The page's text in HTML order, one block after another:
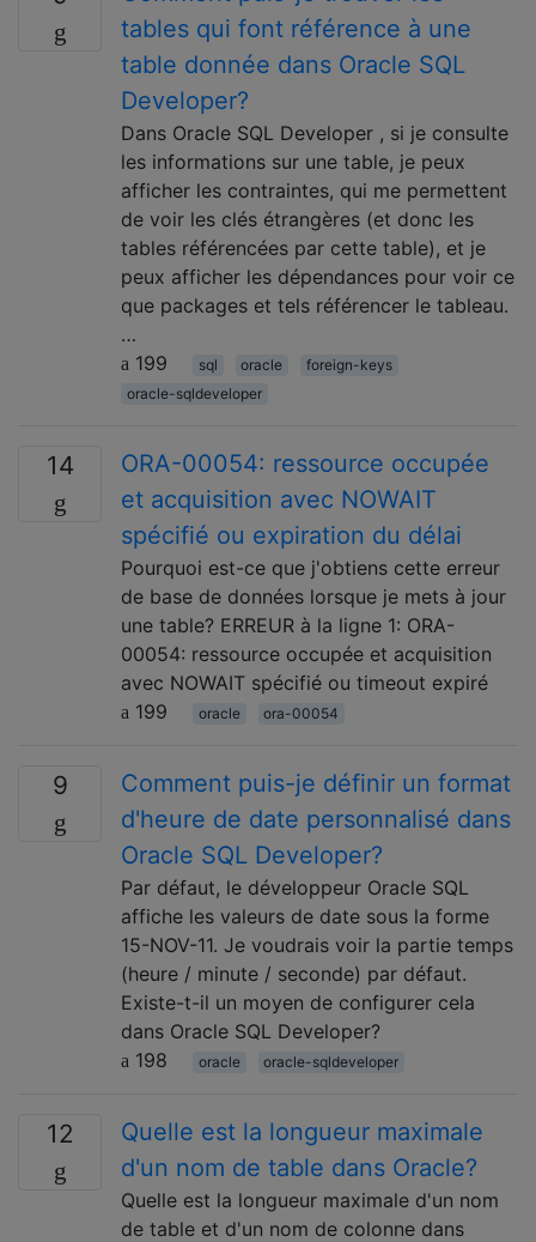
tables qui font référence à une
table donnée dans Oracle SQL
Developer?
Dans Oracle SQL Developer , si je consulte
les informations sur une table, je peux
afficher les contraintes, qui me permettent
de voir les clés étrangères (et donc les
tables référencées par cette table), et je
peux afficher les dépendances pour voir ce
que packages et tels référencer le tableau.
…
199
sql oracle
foreign-keys
oracle-sqldeveloper
14
ORA-00054: ressource occupée
et acquisition avec NOWAIT
spécifié ou expiration du délai
Pourquoi est-ce que j'obtiens cette erreur
de base de données lorsque je mets à jour
une table? ERREUR à la ligne 1: ORA-
00054: ressource occupée et acquisition
avec NOWAIT spécifié ou timeout expiré
199
oracle ora-00054
9
Comment puis-je définir un format
d'heure de date personnalisé dans
Oracle SQL Developer?
Par défaut, le développeur Oracle SQL
affiche les valeurs de date sous la forme
15-NOV-11. Je voudrais voir la partie temps
(heure / minute / seconde) par défaut.
Existe-t-il un moyen de configurer cela
dans Oracle SQL Developer?
198
oracle oracle-sqldeveloper
12
Quelle est la longueur maximale
d'un nom de table dans Oracle?
Quelle est la longueur maximale d'un nom
de table et d'un nom de colonne dans